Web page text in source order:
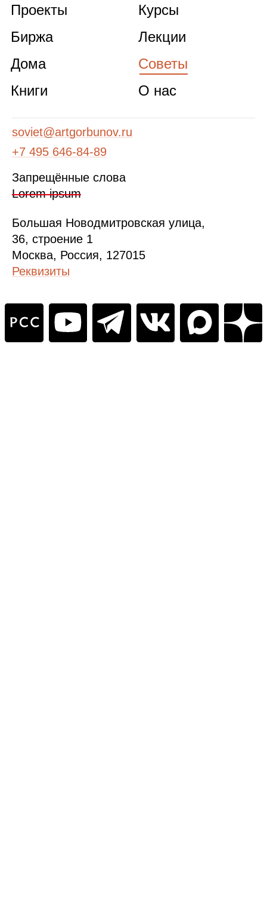
Проекты
Биржа
Дома
Книги
Курсы
Лекции
Советы
О нас
soviet@artgorbunov.ru
+7 495 646‑84‑89
Запрещённые слова
Lorem ipsum
Большая Новодмитровская улица,
36, строение 1
Москва, Россия, 127015
Реквизиты